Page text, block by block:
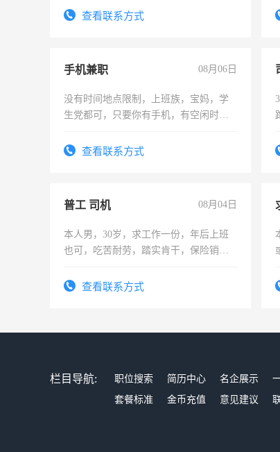
查看联系方式
手机兼职 08月06日
没有时间地点限制，上班族，宝妈，学
生党都可，只要你有手机，有空闲时
勤快的四五十，每天挣零花钱没问题！
查看联系方式
普工 司机 08月04日
本人男，30岁，求工作一份，年后上班
也可，吃苦耐劳，踏实肯干，保险销售
查看联系方式
栏目导航: 职位搜索 简历中心 名企展示
套餐标准
金币充值 意见建议